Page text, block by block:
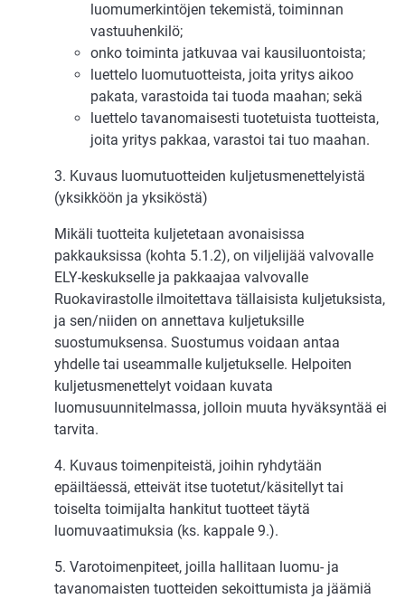
luomumerkintöjen tekemistä, toiminnan
vastuuhenkilö;
onko toiminta jatkuvaa vai kausiluontoista;
luettelo luomutuotteista, joita yritys aikoo
pakata, varastoida tai tuoda maahan; sekä
luettelo tavanomaisesti tuotetuista tuotteista,
joita yritys pakkaa, varastoi tai tuo maahan.
3. Kuvaus luomutuotteiden kuljetusmenettelyistä
(yksikköön ja yksiköstä)
Mikäli tuotteita kuljetetaan avonaisissa
pakkauksissa (kohta 5.1.2), on viljelijää valvovalle
ELY-keskukselle ja pakkaajaa valvovalle
Ruokavirastolle ilmoitettava tällaisista kuljetuksista,
ja sen/niiden on annettava kuljetuksille
suostumuksensa. Suostumus voidaan antaa
yhdelle tai useammalle kuljetukselle. Helpoiten
kuljetusmenettelyt voidaan kuvata
luomusuunnitelmassa, jolloin muuta hyväksyntää ei
tarvita.
4. Kuvaus toimenpiteistä, joihin ryhdytään
epäiltäessä, etteivät itse tuotetut/käsitellyt tai
toiselta toimijalta hankitut tuotteet täytä
luomuvaatimuksia (ks. kappale 9.).
5. Varotoimenpiteet, joilla hallitaan luomu- ja
tavanomaisten tuotteiden sekoittumista ja jäämiä